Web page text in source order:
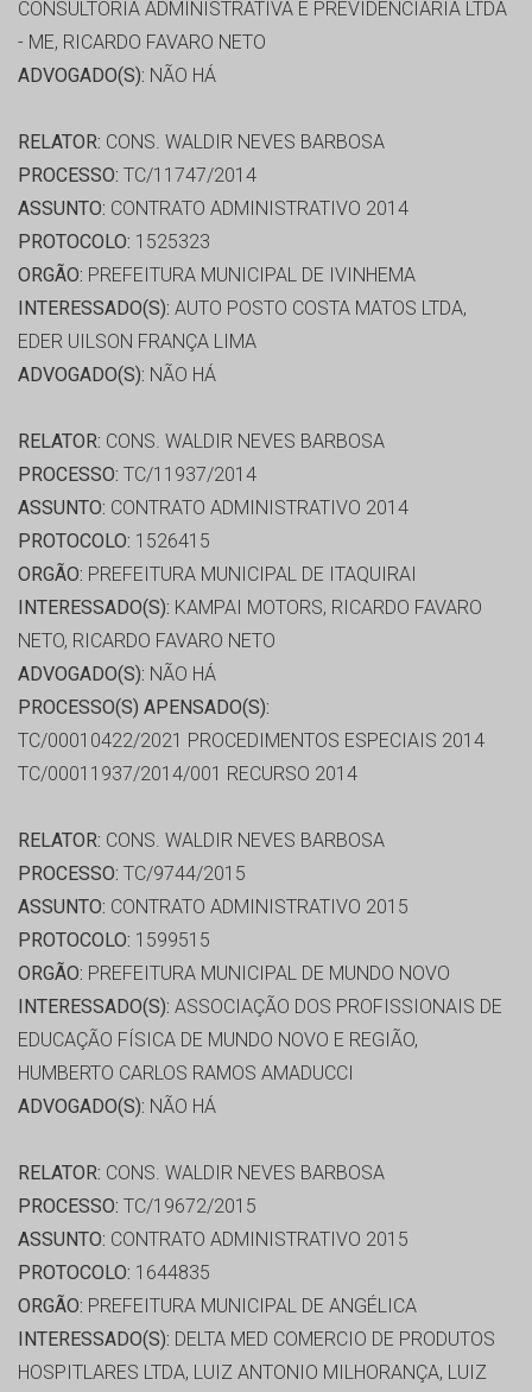
CONSULTORIA ADMINISTRATIVA E PREVIDENCIARIA LTDA
- ME, RICARDO FAVARO NETO
ADVOGADO(S): NÃO HÁ
RELATOR: CONS. WALDIR NEVES BARBOSA
PROCESSO: TC/11747/2014
ASSUNTO: CONTRATO ADMINISTRATIVO 2014
PROTOCOLO: 1525323
ORGÃO: PREFEITURA MUNICIPAL DE IVINHEMA
INTERESSADO(S): AUTO POSTO COSTA MATOS LTDA,
EDER UILSON FRANÇA LIMA
ADVOGADO(S): NÃO HÁ
RELATOR: CONS. WALDIR NEVES BARBOSA
PROCESSO: TC/11937/2014
ASSUNTO: CONTRATO ADMINISTRATIVO 2014
PROTOCOLO: 1526415
ORGÃO: PREFEITURA MUNICIPAL DE ITAQUIRAI
INTERESSADO(S): KAMPAI MOTORS, RICARDO FAVARO
NETO, RICARDO FAVARO NETO
ADVOGADO(S): NÃO HÁ
PROCESSO(S) APENSADO(S):
TC/00010422/2021 PROCEDIMENTOS ESPECIAIS 2014
TC/00011937/2014/001 RECURSO 2014
RELATOR: CONS. WALDIR NEVES BARBOSA
PROCESSO: TC/9744/2015
ASSUNTO: CONTRATO ADMINISTRATIVO 2015
PROTOCOLO: 1599515
ORGÃO: PREFEITURA MUNICIPAL DE MUNDO NOVO
INTERESSADO(S): ASSOCIAÇÃO DOS PROFISSIONAIS DE
EDUCAÇÃO FÍSICA DE MUNDO NOVO E REGIÃO,
HUMBERTO CARLOS RAMOS AMADUCCI
ADVOGADO(S): NÃO HÁ
RELATOR: CONS. WALDIR NEVES BARBOSA
PROCESSO: TC/19672/2015
ASSUNTO: CONTRATO ADMINISTRATIVO 2015
PROTOCOLO: 1644835
ORGÃO: PREFEITURA MUNICIPAL DE ANGÉLICA
INTERESSADO(S): DELTA MED COMERCIO DE PRODUTOS
HOSPITLARES LTDA, LUIZ ANTONIO MILHORANÇA, LUIZ